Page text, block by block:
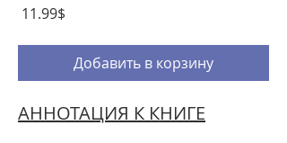
‏11.99 ‏$
Добавить в корзину
АННОТАЦИЯ К КНИГЕ